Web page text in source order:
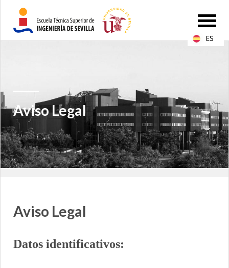
Aviso Legal
Aviso Legal
Datos identificativos:
ES